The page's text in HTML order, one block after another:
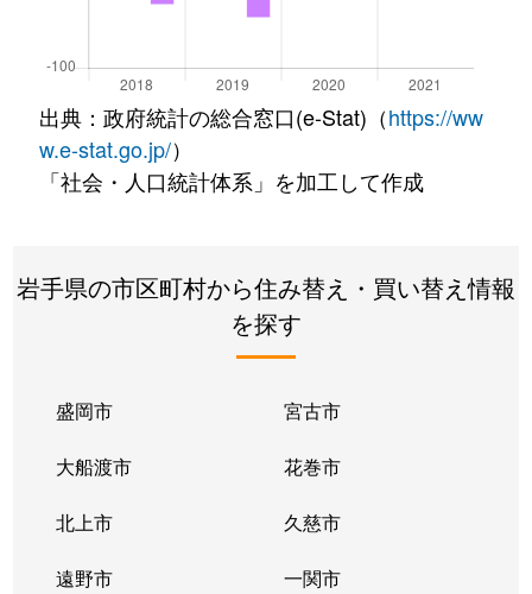
出典：政府統計の総合窓口(e-Stat)（https://ww
w.e-stat.go.jp/）
「社会・人口統計体系」を加工して作成
岩手県の市区町村から住み替え・買い替え情報
を探す
盛岡市 宮古市
大船渡市 花巻市
北上市 久慈市
遠野市 一関市